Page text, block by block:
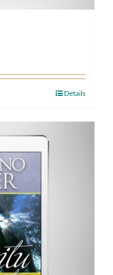
Details